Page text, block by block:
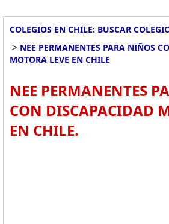
COLEGIOS EN CHILE: BUSCAR
> NEE PERMANENTES PARA NIÑOS
MOTORA LEVE EN CHILE
NEE PERMANENTES
CON DISCAPACIDAD
EN CHILE.